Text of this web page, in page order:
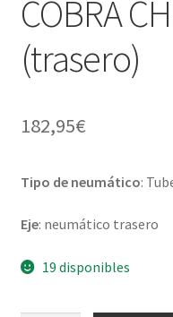
COBRA
(trasero)
182,95€
Tipo de neumático:
Eje: neumático trasero
19 disponibles